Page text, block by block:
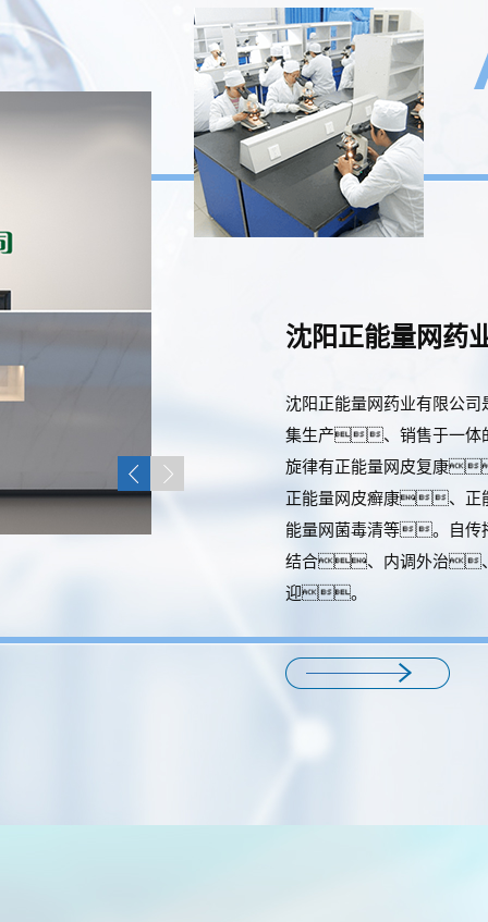
沈阳正能量网药
沈阳正能量网药业有限公
集生产、销售于一体
旋律有正能量网皮复康
正能量网皮癣康、
能量网菌毒清等。自
结合、内调外治
迎。